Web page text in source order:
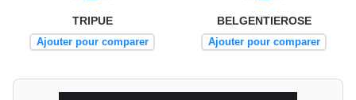
TRIPUE
Ajouter pour comparer
BELGENTIEROSE
Ajouter pour comparer